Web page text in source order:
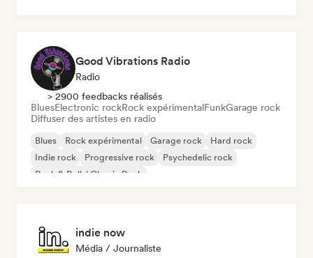
Good Vibrations Radio
Radio
> 2900 feedbacks réalisés
BluesElectronic rockRock expérimentalFunkGarage rock
Diffuser des artistes en radio
Blues Rock expérimental Garage rock
Hard rock
Indie rock
Progressive rock
Psychedelic rock
Rock & Roll / Classic Rock
indie now
Média / Journaliste